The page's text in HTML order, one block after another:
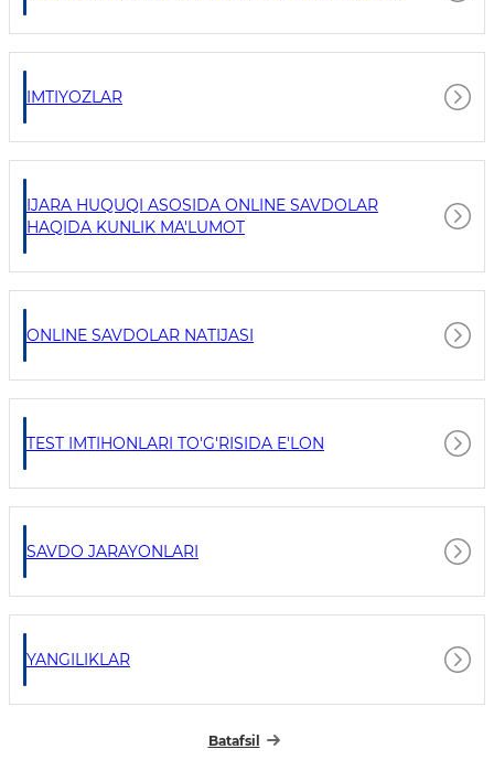
IMTIYOZLAR
IJARA HUQUQI ASOSIDA ONLINE SAVDOLAR
HAQIDA KUNLIK MA'LUMOT
ONLINE SAVDOLAR NATIJASI
TEST IMTIHONLARI TO'G'RISIDA E'LON
SAVDO JARAYONLARI
YANGILIKLAR
Batafsil